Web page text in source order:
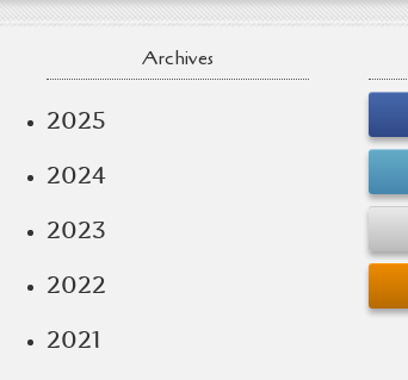
Archives
2025
2024
2023
2022
2021